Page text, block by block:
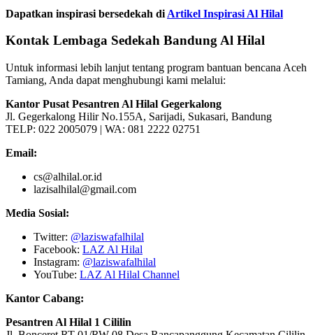
Dapatkan inspirasi bersedekah di Artikel Inspirasi Al Hilal
Kontak Lembaga Sedekah Bandung Al Hilal
Untuk informasi lebih lanjut tentang program bantuan bencana Aceh
Tamiang, Anda dapat menghubungi kami melalui:
Kantor Pusat Pesantren Al Hilal Gegerkalong
Jl. Gegerkalong Hilir No.155A, Sarijadi, Sukasari, Bandung
TELP: 022 2005079 | WA: 081 2222 02751
Email:
cs@alhilal.or.id
lazisalhilal@gmail.com
Media Sosial:
Twitter: @laziswafalhilal
Facebook: LAZ Al Hilal
Instagram: @laziswafalhilal
YouTube: LAZ Al Hilal Channel
Kantor Cabang:
Pesantren Al Hilal 1 Cililin